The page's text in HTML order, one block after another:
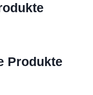
Produkte